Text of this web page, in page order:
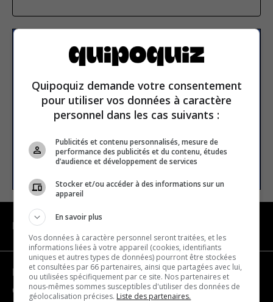
Subscribe to our
newsletter
Email address
SUBSCRIBE
NAVIGATION
Become a partner
Contact us
Quipoquiz demande votre consentement
pour utiliser vos données à caractère
personnel dans les cas suivants :
Publicités et contenu personnalisés, mesure de
performance des publicités et du contenu, études
d’audience et développement de services
Stocker et/ou accéder à des informations sur un
appareil
En savoir plus
Vos données à caractère personnel seront traitées, et les
informations liées à votre appareil (cookies, identifiants
uniques et autres types de données) pourront être stockées
et consultées par 66 partenaires, ainsi que partagées avec lui,
ou utilisées spécifiquement par ce site. Nos partenaires et
nous-mêmes sommes susceptibles d'utiliser des données de
géolocalisation précises. Liste des partenaires.